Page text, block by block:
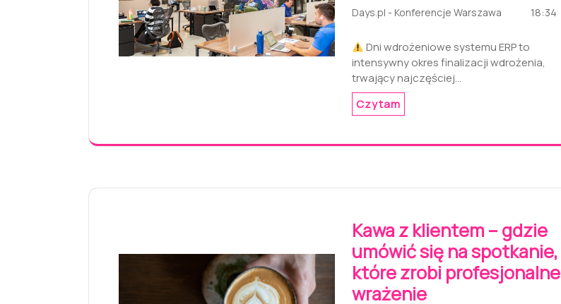
Days.pl - Konferencje Warszawa
18:34
Dni wdrożeniowe systemu ERP to
intensywny okres finalizacji wdrożenia,
trwający najczęściej…
Czytam
Kawa z klientem – gdzie
umówić się na spotkanie,
które zrobi profesjonalne
wrażenie